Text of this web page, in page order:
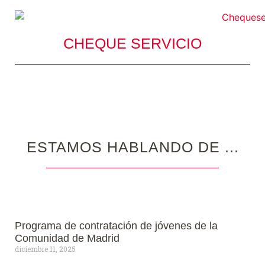
CHEQUE SERVICIO
ESTAMOS HABLANDO DE ...
Programa de contratación de jóvenes de la
Comunidad de Madrid
diciembre 11, 2025